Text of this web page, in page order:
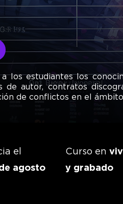
los estudiantes los
de autor, contratos
de conflictos en el
el
agosto
Curso en
y grabado